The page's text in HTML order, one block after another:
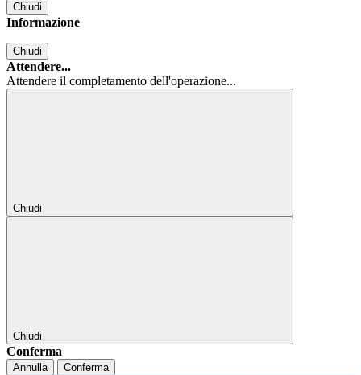
Chiudi
Informazione
Chiudi
Attendere...
Attendere il completamento dell'operazione...
Chiudi
Chiudi
Conferma
Annulla Conferma